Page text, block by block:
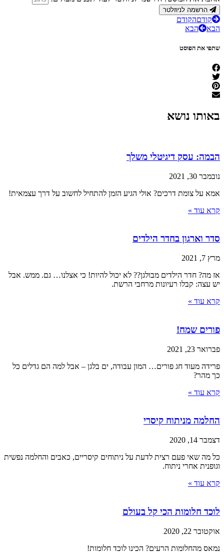
הרשמה לניוזלטר
קודםהקודם
הבא
הבא
שתפי את הפוסט
באותו נושא
הבמה: עסק דיגיטלי משלך
נובמבר 30, 2021
אמא על צומת דרכים? אולי הגיע הזמן להתחיל לחשוב על דרך עצמאית!
קרא עוד »
סדר וארגון בחדר הילדים
מרץ 7, 2021
אז מה? חדר הילדים מבולגן?? לא יכול להיות! כי אצלנו… גם. ממש. אבל
יש עצה: קבלו רעיונות מרחבי הרשת.
קרא עוד »
פורים שמח!
פברואר 23, 2021
פרידה מעוד חג פורים… המון עבודה, ים בלגן – אבל למה הם גדלים כל
כך מהר?
קרא עוד »
החלמה מניתוח קיסרי
דצמבר 14, 2020
כל מה שאי פעם רצית לדעת על ניתוחים קיסריים, כאבים והחלמה נפשית
וגופנית אחרי ניתוח.
קרא עוד »
לוכד חלומות הכי קל בעולם
אוקטובר 22, 2020
נמאס מהחלומות הרעים? הכינו לוכד חלומות!